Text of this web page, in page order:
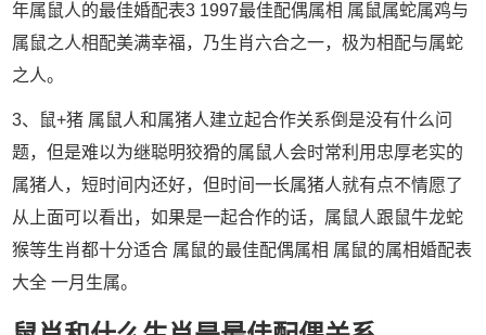
年属鼠人的最佳婚配表3 1997最佳配偶属相 属鼠属蛇属鸡与
属鼠之人相配美满幸福，乃生肖六合之一，极为相配与属蛇
之人。
3、鼠+猪 属鼠人和属猪人建立起合作关系倒是没有什么问
题，但是难以为继聪明狡猾的属鼠人会时常利用忠厚老实的
属猪人，短时间内还好，但时间一长属猪人就有点不情愿了
从上面可以看出，如果是一起合作的话，属鼠人跟鼠牛龙蛇
猴等生肖都十分适合 属鼠的最佳配偶属相 属鼠的属相婚配表
大全 一月生属。